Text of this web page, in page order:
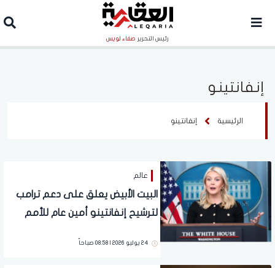
رئيس التحرير صفاء لويس
إنفانتينو
الرئيسية إنفانتينو
عالم
البيت الأبيض يعلق على دعم ترامب
لترشيح إنفانتينو أمين عام للأمم
24 يوليو 2026 | 08:58 صباحاً